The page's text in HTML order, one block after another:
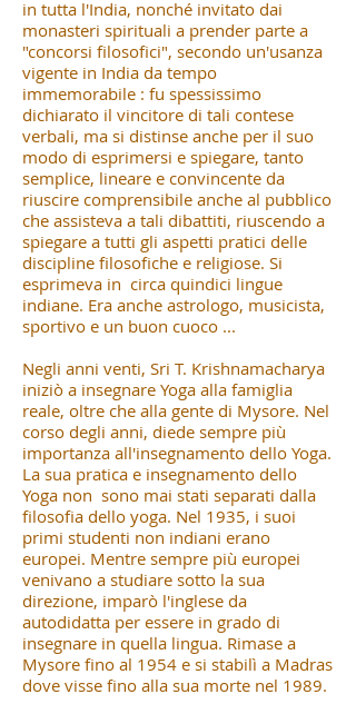
in tutta l'India, nonché invitato dai
monasteri spirituali a prender parte a
"concorsi filosofici", secondo un'usanza
vigente in India da tempo
immemorabile : fu spessissimo
dichiarato il vincitore di tali contese
verbali, ma si distinse anche per il suo
modo di esprimersi e spiegare, tanto
semplice, lineare e convincente da
riuscire comprensibile anche al pubblico
che assisteva a tali dibattiti, riuscendo a
spiegare a tutti gli aspetti pratici delle
discipline filosofiche e religiose. Si
esprimeva in circa quindici lingue
indiane. Era anche astrologo, musicista,
sportivo e un buon cuoco ...
Negli anni venti, Sri T. Krishnamacharya
iniziò a insegnare Yoga alla famiglia
reale, oltre che alla gente di Mysore. Nel
corso degli anni, diede sempre più
importanza all'insegnamento dello Yoga.
La sua pratica e insegnamento dello
Yoga non sono mai stati separati dalla
filosofia dello yoga. Nel 1935, i suoi
primi studenti non indiani erano
europei. Mentre sempre più europei
venivano a studiare sotto la sua
direzione, imparò l'inglese da
autodidatta per essere in grado di
insegnare in quella lingua. Rimase a
Mysore fino al 1954 e si stabilì a Madras
dove visse fino alla sua morte nel 1989.